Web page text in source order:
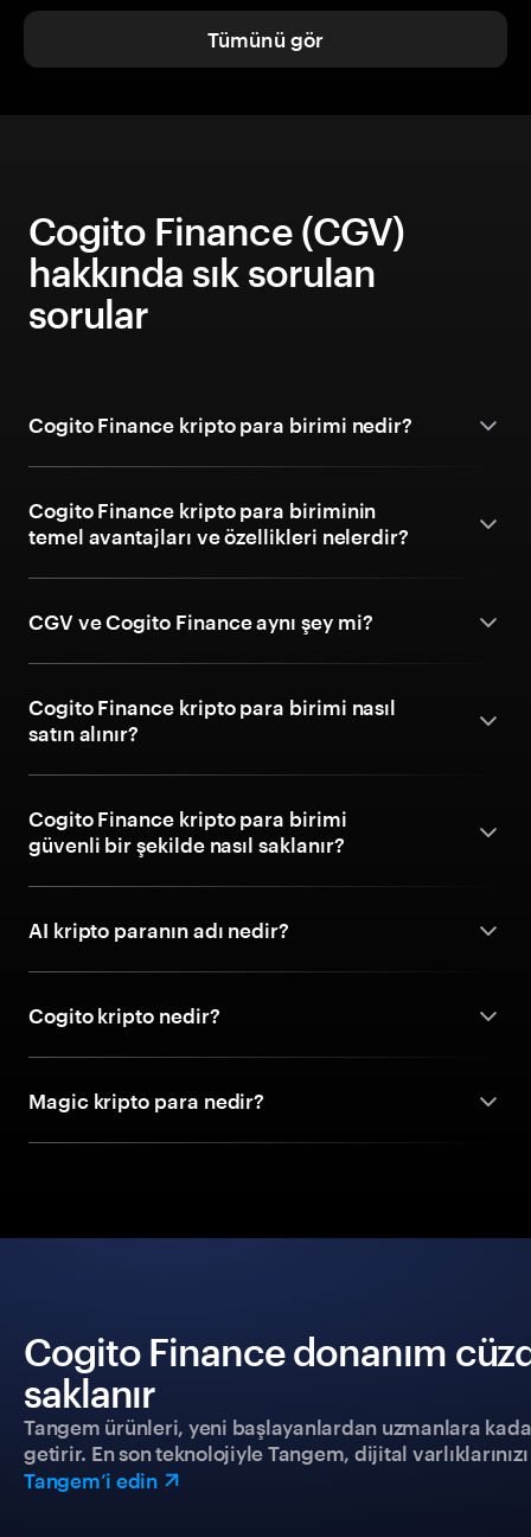
Tümünü gör
Cogito Finance (CGV)
hakkında sık sorulan
sorular
Cogito Finance kripto para birimi nedir?
Cogito Finance kripto para biriminin
temel avantajları ve özellikleri nelerdir?
CGV ve Cogito Finance aynı şey mi?
Cogito Finance kripto para birimi nasıl
satın alınır?
Cogito Finance kripto para birimi
güvenli bir şekilde nasıl saklanır?
AI kripto paranın adı nedir?
Cogito kripto nedir?
Magic kripto para nedir?
Cogito Finance donanım
saklanır
Tangem ürünleri, yeni başlayanlardan uzmanlara
getirir. En son teknolojiyle Tangem, dijital
Tangem’i edin